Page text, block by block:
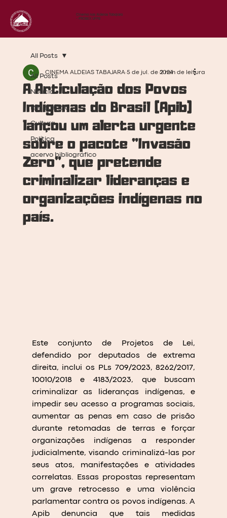
Cinema nas Aldeias Tabajara
- PROBEX UFPB
All Posts
Notícia
Resistência
Cultura
Política
acervo bibliográfico
All Posts
A Articulação dos Povos
Indígenas do Brasil (Apib)
lançou um alerta urgente
sobre o pacote "Invasão
Zero", que pretende
criminalizar lideranças e
organizações indígenas no
país.
CINEMA ALDEIAS TABAJARA 5 de jul. de 20242 min de leitura
Este conjunto de Projetos de Lei,
defendido por deputados de extrema
direita, inclui os PLs 709/2023, 8262/2017,
10010/2018 e 4183/2023, que buscam
criminalizar as lideranças indígenas, e
impedir seu acesso a programas sociais,
aumentar as penas em caso de prisão
durante retomadas de terras e forçar
organizações indígenas a responder
judicialmente, visando criminalizá-las por
seus atos, manifestações e atividades
correlatas. Essas propostas representam
um grave retrocesso e uma violência
parlamentar contra os povos indígenas. A
Apib denuncia que tais medidas